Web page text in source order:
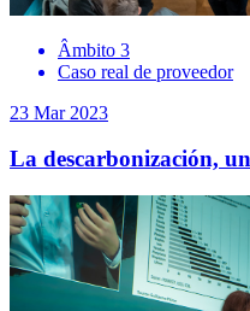
Âmbito 3
Caso real de proveedor
23 Mar 2023
La descarbonización,